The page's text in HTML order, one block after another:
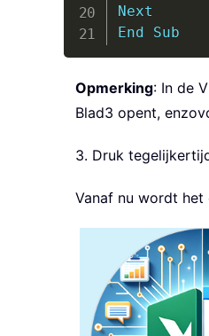
Next
End
Sub
Opmerking: In de
Blad3 opent,
3. Druk
Vanaf nu wordt